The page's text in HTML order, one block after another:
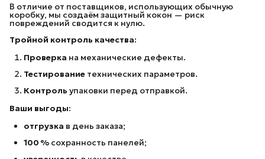
В отличие от поставщиков, использующих обычную
коробку, мы создаём защитный кокон — риск
повреждений сводится к нулю.
Тройной контроль качества:
Проверка на механические дефекты.
Тестирование технических параметров.
Контроль упаковки перед отправкой.
Ваши выгоды:
отгрузка в день заказа;
100 % сохранность панелей;